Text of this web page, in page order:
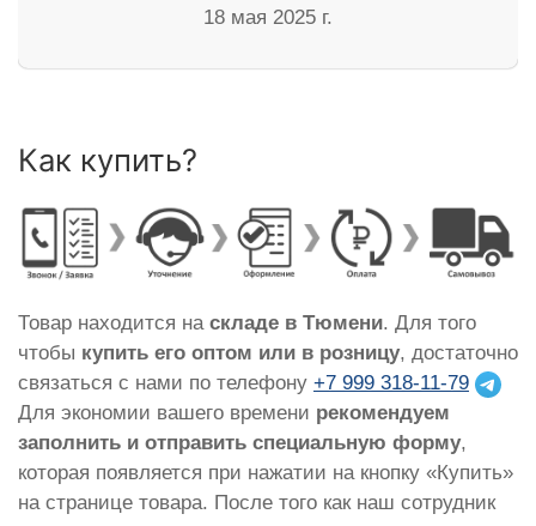
18 мая 2025 г.
Как купить?
Товар находится на складе в Тюмени. Для того
чтобы купить его оптом или в розницу, достаточно
связаться с нами по телефону +7 999 318-11-79
Для экономии вашего времени рекомендуем
заполнить и отправить специальную форму,
которая появляется при нажатии на кнопку «Купить»
на странице товара. После того как наш сотрудник